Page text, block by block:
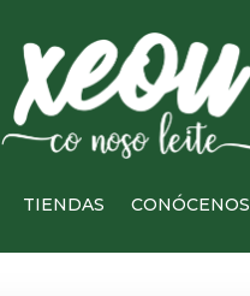
TIENDAS CONÓCENOS